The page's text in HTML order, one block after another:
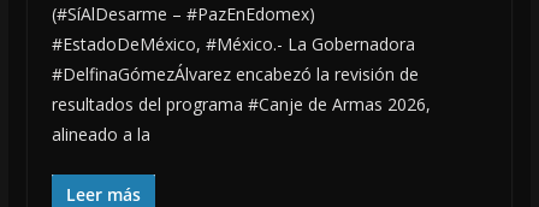
(#SíAlDesarme – #PazEnEdomex)
#EstadoDeMéxico, #México.- La Gobernadora
#DelfinaGómezÁlvarez encabezó la revisión de
resultados del programa #Canje de Armas 2026,
alineado a la
Leer más